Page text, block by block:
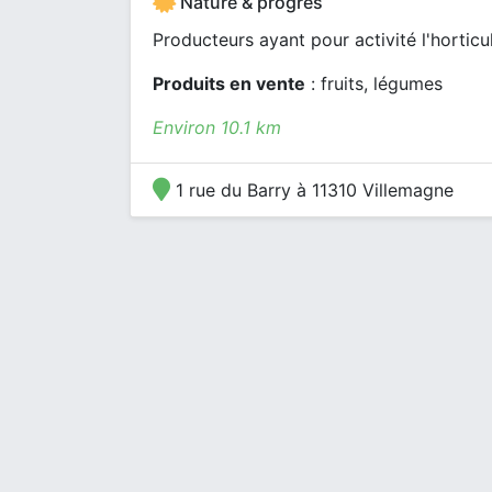
Producteurs ayant pour activité
Produits en vente : fruits, légumes
Environ 10.1 km
1 rue du Barry à 11310 Villemagne